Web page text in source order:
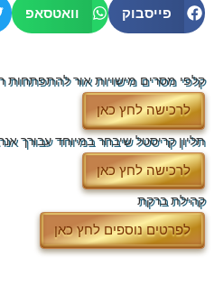
פייסבוק וואטסאפ
קלפי מסרים מישויות אור להתפתחות
לרכישה לחץ כאן
תליון קריסטל שיבחר במיוחד עבורך
לרכישה לחץ כאן
קהילת ברקת
לפרטים נוספים לחץ כאן